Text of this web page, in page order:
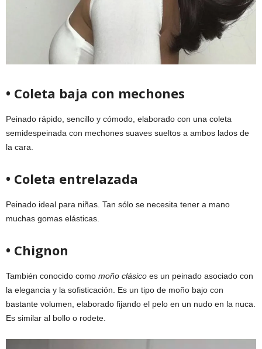
• Coleta baja con mechones
Peinado rápido, sencillo y cómodo, elaborado con una coleta
semidespeinada con mechones suaves sueltos a ambos lados de
la cara.
• Coleta entrelazada
Peinado ideal para niñas. Tan sólo se necesita tener a mano
muchas gomas elásticas.
• Chignon
También conocido como moño clásico es un peinado asociado con
la elegancia y la sofisticación. Es un tipo de moño bajo con
bastante volumen, elaborado fijando el pelo en un nudo en la nuca.
Es similar al bollo o rodete.